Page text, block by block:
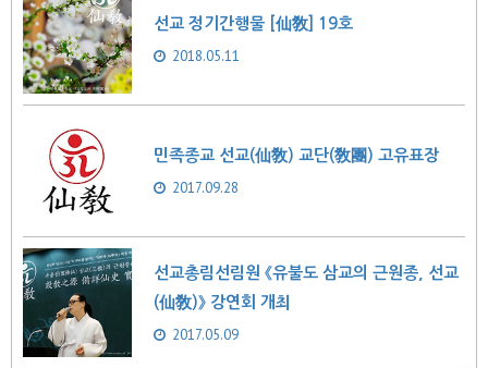
선교 정기간행물 [仙敎] 19호
2018.05.11
민족종교 선교(仙敎) 교단(敎團) 고유표장
2017.09.28
선교총림선림원 《유불도 삼교의 근원종, 선교
(仙敎)》 강연회 개최
2017.05.09